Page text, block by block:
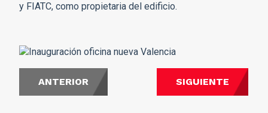
y FIATC, como propietaria del edificio.
ANTERIOR SIGUIENTE